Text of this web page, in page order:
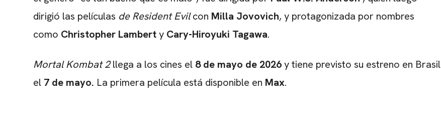
dirigió las películas de Resident Evilcon Milla Jovovich, y protagonizada por nombres
como Christopher Lamberty Cary-Hiroyuki Tagawa.
Mortal Kombat 2llega a los cines el 8 de mayo de 2026y tiene previsto su estreno en Brasil
el 7 de mayo. La primera película está disponible en Max.